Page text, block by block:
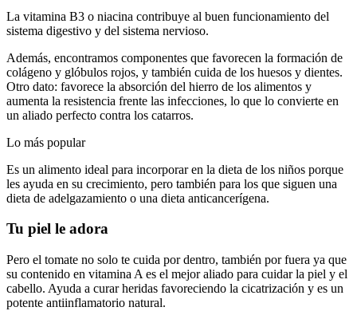
La vitamina B3 o niacina contribuye al buen funcionamiento del
sistema digestivo y del sistema nervioso.
Además, encontramos componentes que favorecen la formación de
colágeno y glóbulos rojos, y también cuida de los huesos y dientes.
Otro dato: favorece la absorción del hierro de los alimentos y
aumenta la resistencia frente las infecciones, lo que lo convierte en
un aliado perfecto contra los catarros.
Lo más popular
Es un alimento ideal para incorporar en la dieta de los niños porque
les ayuda en su crecimiento, pero también para los que siguen una
dieta de adelgazamiento o una dieta anticancerígena.
Tu piel le adora
Pero el tomate no solo te cuida por dentro, también por fuera ya que
su contenido en vitamina A es el mejor aliado para cuidar la piel y el
cabello. Ayuda a curar heridas favoreciendo la cicatrización y es un
potente antiinflamatorio natural.